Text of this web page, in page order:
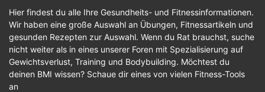
Hier findest du alle Ihre Gesundheits- und Fitnessinformationen.
Wir haben eine große Auswahl an Übungen, Fitnessartikeln und
gesunden Rezepten zur Auswahl. Wenn du Rat brauchst, suche
nicht weiter als in eines unserer Foren mit Spezialisierung auf
Gewichtsverlust, Training und Bodybuilding. Möchtest du
deinen BMI wissen? Schaue dir eines von vielen Fitness-Tools
an